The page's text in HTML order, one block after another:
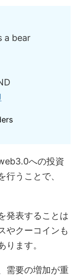
a bear
への投資
うことで、
発表することは
やクーコインも
ます。
需要の増加が重